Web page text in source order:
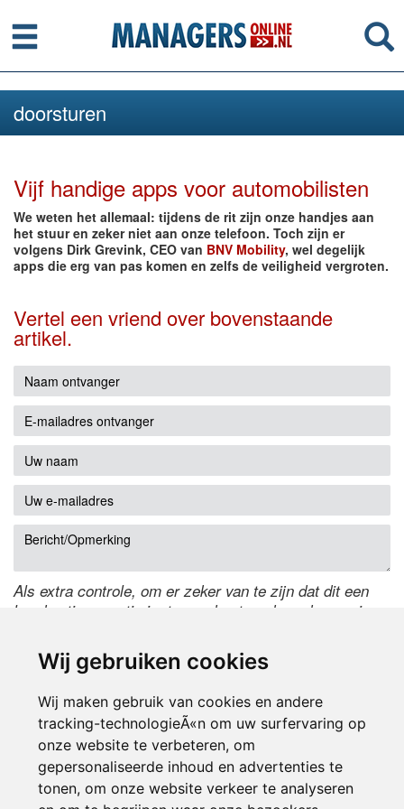
Wij gebruiken cookies
Wij maken gebruik van cookies en andere
tracking-technologieÃ«n om uw surfervaring op
onze website te verbeteren, om
gepersonaliseerde inhoud en advertenties te
tonen, om onze website verkeer te analyseren
Menu
doorsturen
Vijf handige apps voor automobilisten
We weten het allemaal: tijdens de rit zijn onze handjes aan
het stuur en zeker niet aan onze telefoon. Toch zijn er
volgens Dirk Grevink, CEO van BNV Mobility, wel degelijk
apps die erg van pas komen en zelfs de veiligheid vergroten.
Vertel een vriend over bovenstaande
artikel.
Als extra controle, om er zeker van te zijn dat dit een
handmatige reactie is, typ onderstaande code over in
de code te wijzigen.